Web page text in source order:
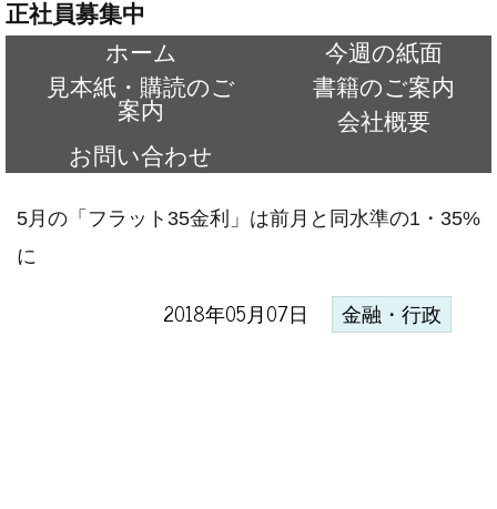
正社員募集中
ホーム
今週の紙面
見本紙・購読のご
案内
書籍のご案内
会社概要
お問い合わせ
5月の「フラット35金利」は前月と同水準の1・35%
に
2018年05月07日 金融・行政